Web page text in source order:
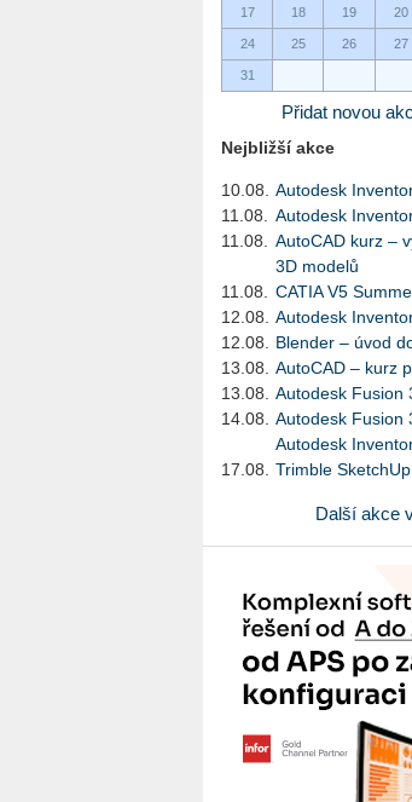
17 18 19 20
24 25 26 27
31
Přidat novou
Nejbližší akce
10.08.
Autodesk
11.08.
Autodesk
11.08.
AutoCAD kurz –
3D modelů
11.08.
CATIA V5
12.08.
Autodesk
12.08.
Blender – úvod
13.08.
AutoCAD – kurz
13.08.
Autodesk Fusion
14.08.
Autodesk Fusion
Autodesk
17.08.
Trimble
Další akce